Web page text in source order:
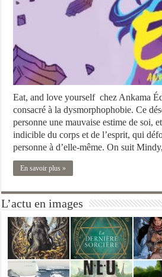
Eat, and love yourself chez Ankama
consacré à la dysmorphophobie. Ce
personne une mauvaise estime de soi,
indicible du corps et de l’esprit, qui
personne à d’elle-même. On suit
En savoir plus »
L’actu en images